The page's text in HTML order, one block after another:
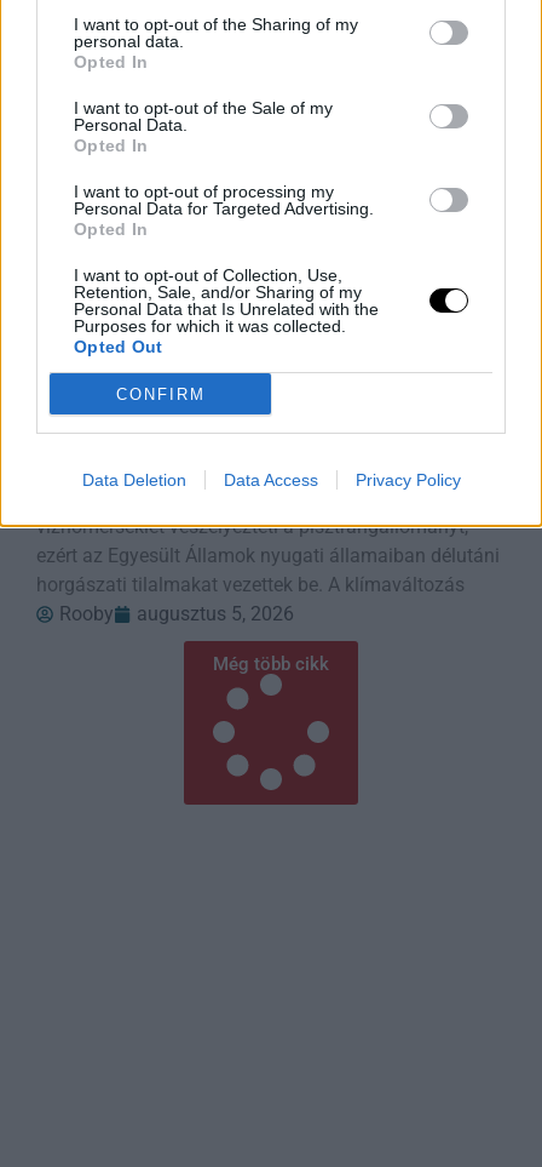
I want to opt-out of the Sharing of my
personal data.
Opted In
I want to opt-out of the Sale of my
Personal Data.
Opted In
I want to opt-out of processing my
Personal Data for Targeted Advertising.
Opted In
I want to opt-out of Collection, Use,
Retention, Sale, and/or Sharing of my
Personal Data that Is Unrelated with the
Purposes for which it was collected.
Opted Out
CONFIRM
Data Deletion Data Access Privacy Policy
Paksi Atomerőművet. A szovjet korszakból származó
reaktorok
Aszály és hőség: bezárják a
pisztrángvizeket
vízhőmérséklet veszélyezteti a pisztrángállományt,
ezért az Egyesült Államok nyugati államaiban délutáni
horgászati tilalmakat vezettek be. A klímaváltozás
Rooby
augusztus 5, 2026
Még több cikk